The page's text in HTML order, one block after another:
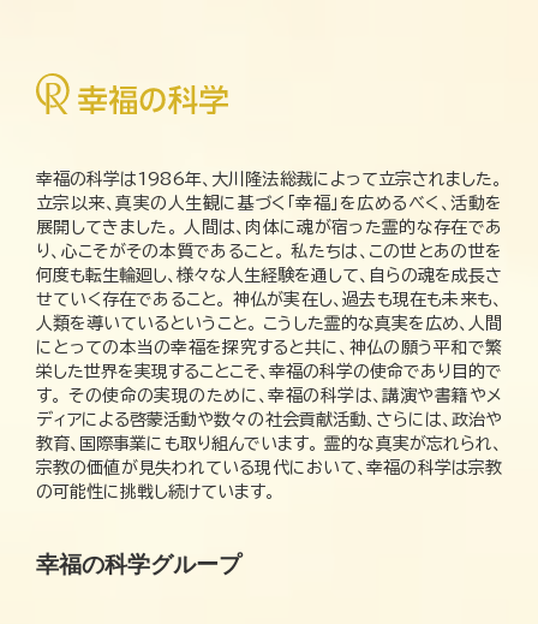
幸福の科学は1986年、大川隆法総裁によって立宗されました。
立宗以来、真実の人生観に基づく「幸福」を広めるべく、活動を
展開してきました。 人間は、肉体に魂が宿った霊的な存在であ
り、心こそがその本質であること。 私たちは、この世とあの世を
何度も転生輪廻し、様々な人生経験を通して、自らの魂を成長さ
せていく存在であること。 神仏が実在し、過去も現在も未来も、
人類を導いているということ。 こうした霊的な真実を広め、人間
にとっての本当の幸福を探究すると共に、神仏の願う平和で繁
栄した世界を実現することこそ、幸福の科学の使命であり目的で
す。 その使命の実現のために、幸福の科学は、講演や書籍やメ
ディアによる啓蒙活動や数々の社会貢献活動、さらには、政治や
教育、国際事業にも取り組んでいます。 霊的な真実が忘れられ、
宗教の価値が見失われている現代において、幸福の科学は宗教
の可能性に挑戦し続けています。
幸福の科学グループ